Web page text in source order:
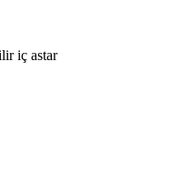
iç astar